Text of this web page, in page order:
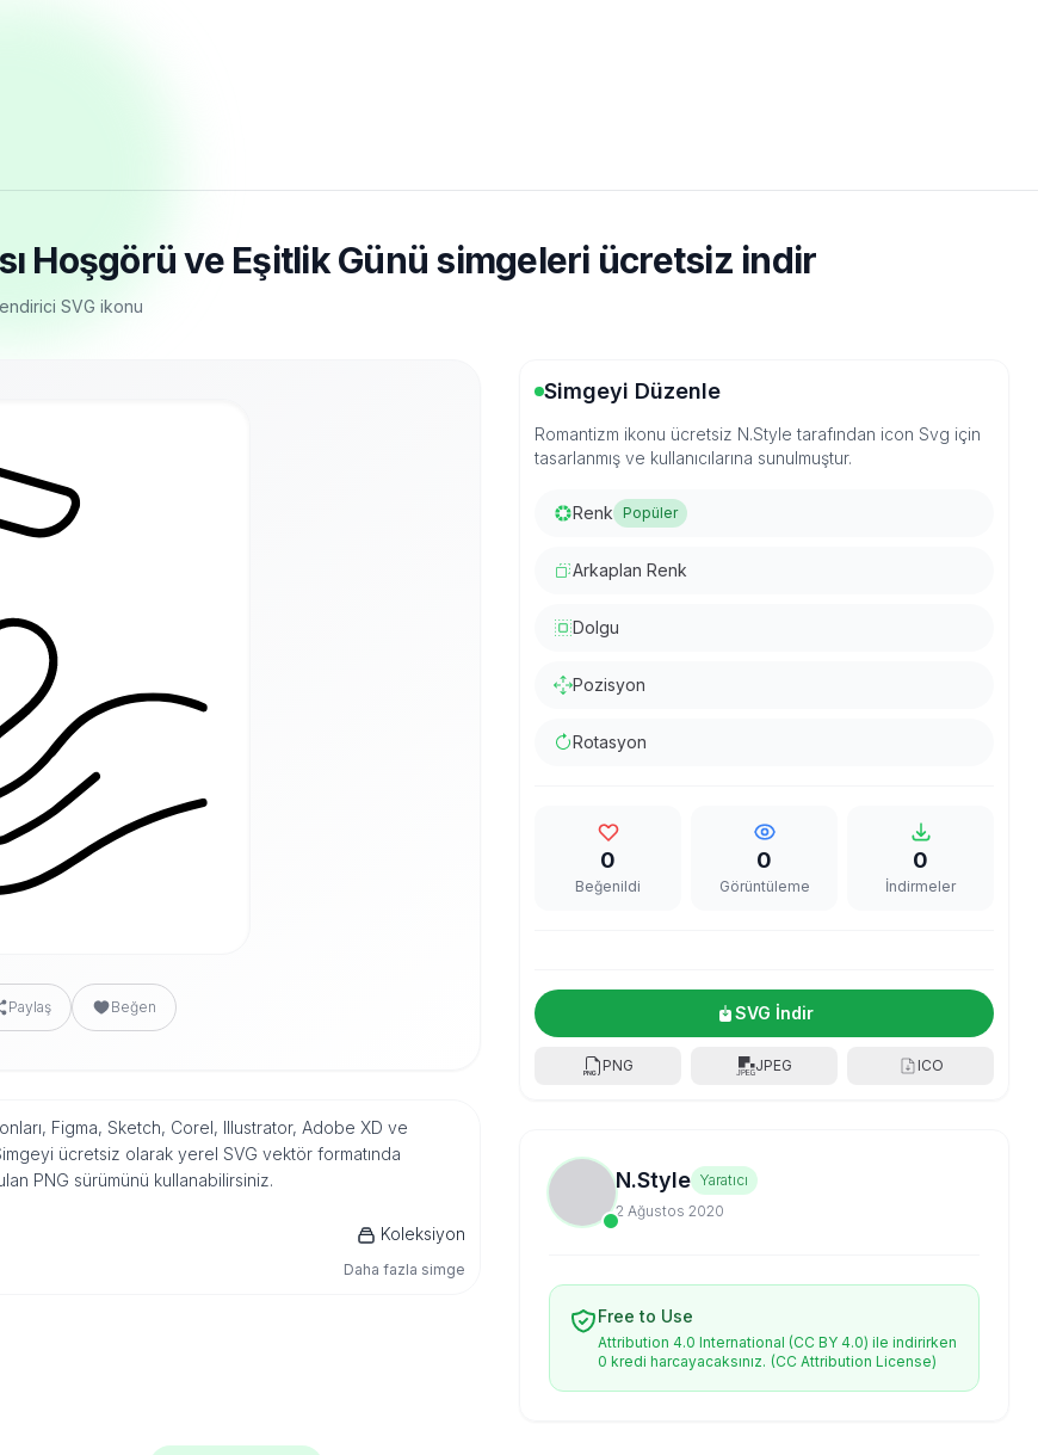
Hoşgörü ve Eşitlik Günü simgeleri ücretsiz indir
SVG ikonu
Paylaş Beğen
Figma, Sketch, Corel, Illustrator, Adobe XD ve
ücretsiz olarak yerel SVG vektör formatında
PNG sürümünü kullanabilirsiniz.
Koleksiyon
Daha fazla simge
Simgeyi Düzenle
Romantizm ikonu ücretsiz N.Style tarafından icon Svg için
tasarlanmış ve kullanıcılarına sunulmuştur.
Renk Popüler
Arkaplan Renk
Dolgu
Pozisyon
Rotasyon
0
Beğenildi
0
Görüntüleme
0
İndirmeler
SVG İndir
PNG JPEG ICO
N.Style Yaratıcı
2 Ağustos 2020
Free to Use
Attribution 4.0 International (CC BY 4.0) ile indirirken
0 kredi harcayacaksınız. (CC Attribution License)